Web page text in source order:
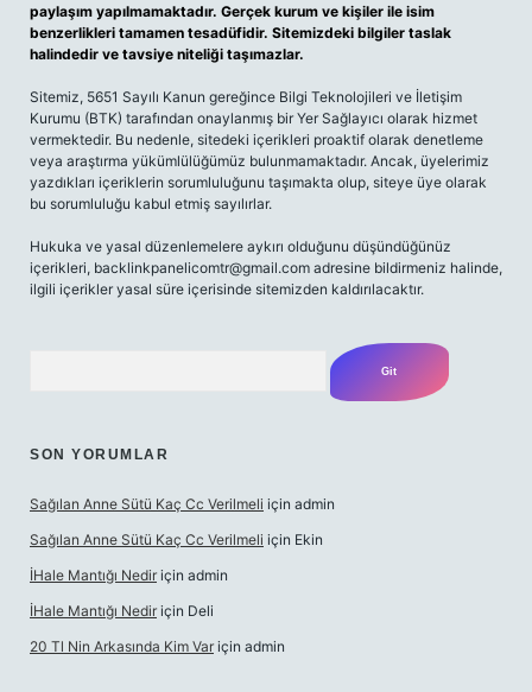
paylaşım yapılmamaktadır. Gerçek kurum ve kişiler ile isim
benzerlikleri tamamen tesadüfidir. Sitemizdeki bilgiler taslak
halindedir ve tavsiye niteliği taşımazlar.
Sitemiz, 5651 Sayılı Kanun gereğince Bilgi Teknolojileri ve İletişim
Kurumu (BTK) tarafından onaylanmış bir Yer Sağlayıcı olarak hizmet
vermektedir. Bu nedenle, sitedeki içerikleri proaktif olarak denetleme
veya araştırma yükümlülüğümüz bulunmamaktadır. Ancak, üyelerimiz
yazdıkları içeriklerin sorumluluğunu taşımakta olup, siteye üye olarak
bu sorumluluğu kabul etmiş sayılırlar.
Hukuka ve yasal düzenlemelere aykırı olduğunu düşündüğünüz
içerikleri, backlinkpanelicomtr@gmail.com adresine bildirmeniz halinde,
ilgili içerikler yasal süre içerisinde sitemizden kaldırılacaktır.
SON YORUMLAR
Sağılan Anne Sütü Kaç Cc Verilmeli için admin
Sağılan Anne Sütü Kaç Cc Verilmeli için Ekin
İHale Mantığı Nedir için admin
İHale Mantığı Nedir için Deli
20 Tl Nin Arkasında Kim Var için admin